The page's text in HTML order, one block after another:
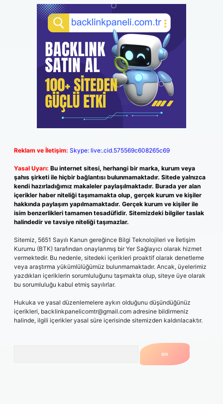
Reklam ve İletişim: Skype: live:.cid.575569c608265c69
Yasal Uyarı: Bu internet sitesi, herhangi bir marka, kurum veya
şahıs şirketi ile hiçbir bağlantısı bulunmamaktadır. Sitede yalnızca
kendi hazırladığımız makaleler paylaşılmaktadır. Burada yer alan
içerikler haber niteliği taşımamakta olup, gerçek kurum ve kişiler
hakkında paylaşım yapılmamaktadır. Gerçek kurum ve kişiler ile
isim benzerlikleri tamamen tesadüfidir. Sitemizdeki bilgiler taslak
halindedir ve tavsiye niteliği taşımazlar.
Sitemiz, 5651 Sayılı Kanun gereğince Bilgi Teknolojileri ve İletişim
Kurumu (BTK) tarafından onaylanmış bir Yer Sağlayıcı olarak hizmet
vermektedir. Bu nedenle, sitedeki içerikleri proaktif olarak denetleme
veya araştırma yükümlülüğümüz bulunmamaktadır. Ancak, üyelerimiz
yazdıkları içeriklerin sorumluluğunu taşımakta olup, siteye üye olarak
bu sorumluluğu kabul etmiş sayılırlar.
Hukuka ve yasal düzenlemelere aykırı olduğunu düşündüğünüz
içerikleri, backlinkpanelicomtr@gmail.com adresine bildirmeniz
halinde, ilgili içerikler yasal süre içerisinde sitemizden kaldırılacaktır.